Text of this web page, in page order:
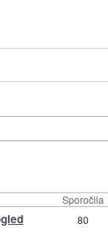
Sporočila
80